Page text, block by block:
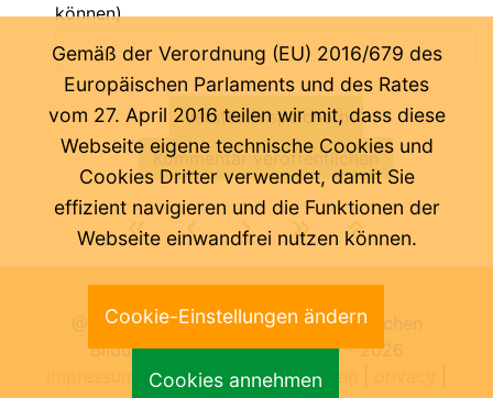
können)
@ Pädagogische Abteilung der Deutschen
Bildungsdirektion Bozen 2000 -2026
|benutzungsbedingungen
Gemäß der Verordnung (EU) 2016/679 des
Europäischen Parlaments und des Rates
vom 27. April 2016 teilen wir mit, dass diese
Webseite eigene technische Cookies und
Cookies Dritter verwendet, damit Sie
effizient navigieren und die Funktionen der
Webseite einwandfrei nutzen können.
Cookie-Einstellungen ändern
Cookies annehmen